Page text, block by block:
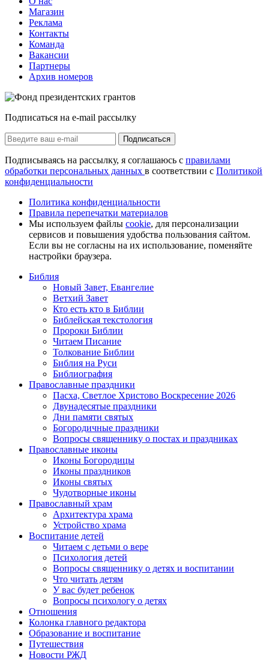
Магазин
Реклама
Контакты
Команда
Вакансии
Партнеры
Архив номеров
Подписаться на e-mail рассылку
Подписаться
Подписываясь на рассылку, я соглашаюсь с правилами
обработки персональных данных в соответствии с Политикой
конфиденциальности
Политика конфиденциальности
Правила перепечатки материалов
Мы используем файлы cookie, для персонализации
сервисов и повышения удобства пользования сайтом.
Если вы не согласны на их использование, поменяйте
настройки браузера.
Библия
Новый Завет, Евангелие
Ветхий Завет
Кто есть кто в Библии
Библейская текстология
Пророки Библии
Читаем Писание
Толкование Библии
Библия на Руси
Библиография
Православные праздники
Пасха, Светлое Христово Воскресение 2026
Двунадесятые праздники
Дни памяти святых
Богородичные праздники
Вопросы священнику о постах и праздниках
Православные иконы
Иконы Богородицы
Иконы праздников
Иконы святых
Чудотворные иконы
Православный храм
Архитектура храма
Устройство храма
Воспитание детей
Читаем с детьми о вере
Психология детей
Вопросы священнику о детях и воспитании
Что читать детям
У вас будет ребенок
Вопросы психологу о детях
Отношения
Колонка главного редактора
Образование и воспитание
Путешествия
Новости РЖД